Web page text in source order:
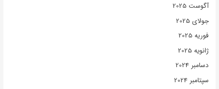
آگوست 2025
جولای 2025
فوریه 2025
ژانویه 2025
دسامبر 2024
سپتامبر 2024